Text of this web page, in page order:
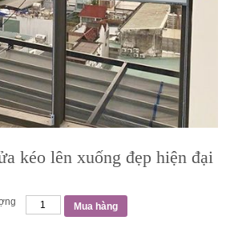
kéo lên xuống đẹp hiện đại
Mua hàng